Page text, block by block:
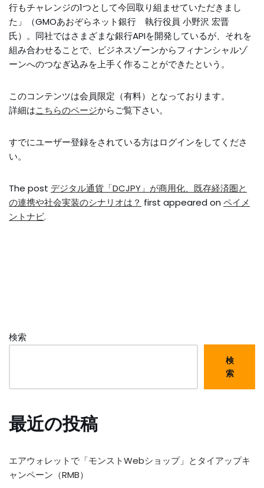
行もチャレンジの1つとして今回取り組ませていただきまし
た」（GMOあおぞらネット銀行 執行役員 小野沢 宏晋
氏）。同社ではさまざまな銀行APIを開発しているが、それを
組み合わせることで、ビジネスゾーンからフィナンシャルゾ
ーンへのつなぎ込みを上手く作ることができたという。
このコンテンツは会員限定（有料）となっております。
詳細はこちらのページからご覧下さい。
すでにユーザー登録をされている方はログインをしてくださ
い。
The post デジタル通貨「DCJPY」が商用化、既存経済圏と
の連携や社会実装のシナリオは？ first appeared on ペイメ
ントナビ.
検索
検
索
最近の投稿
エアウォレットで「モンストWebショップ」とタイアップキ
ャンペーン（RMB）